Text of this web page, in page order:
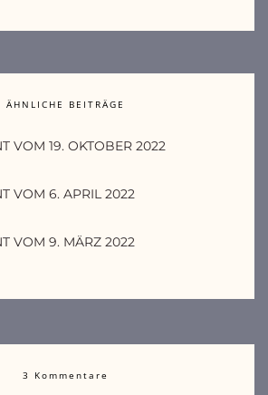
ÄHNLICHE BEITRÄGE
VOM 19. OKTOBER 2022
VOM 6. APRIL 2022
VOM 9. MÄRZ 2022
3 Kommentare